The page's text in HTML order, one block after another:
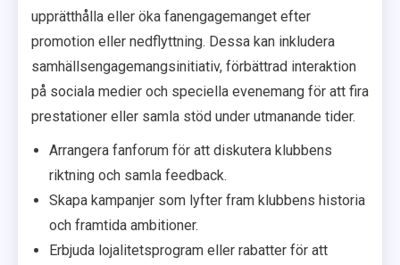
upprätthålla eller öka fanengagemanget efter
promotion eller nedflyttning. Dessa kan inkludera
samhällsengagemangsinitiativ, förbättrad interaktion
på sociala medier och speciella evenemang för att fira
prestationer eller samla stöd under utmanande tider.
Arrangera fanforum för att diskutera klubbens
riktning och samla feedback.
Skapa kampanjer som lyfter fram klubbens historia
och framtida ambitioner.
Erbjuda lojalitetsprogram eller rabatter för att